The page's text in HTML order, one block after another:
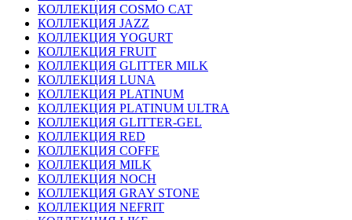
КОЛЛЕКЦИЯ COSMO CAT
КОЛЛЕКЦИЯ JAZZ
КОЛЛЕКЦИЯ YOGURT
КОЛЛЕКЦИЯ FRUIT
КОЛЛЕКЦИЯ GLITTER MILK
КОЛЛЕКЦИЯ LUNA
КОЛЛЕКЦИЯ PLATINUM
КОЛЛЕКЦИЯ PLATINUM ULTRA
КОЛЛЕКЦИЯ GLITTER-GEL
КОЛЛЕКЦИЯ RED
КОЛЛЕКЦИЯ COFFE
КОЛЛЕКЦИЯ MILK
КОЛЛЕКЦИЯ NOCH
КОЛЛЕКЦИЯ GRAY STONE
КОЛЛЕКЦИЯ NEFRIT